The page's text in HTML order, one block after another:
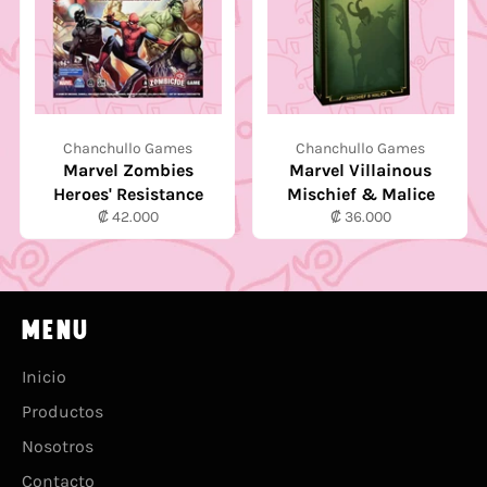
Chanchullo Games
Marvel Zombies
Heroes' Resistance
Precio
habitual
₡ 42.000
Chanchullo Games
Marvel Villainous
Mischief & Malice
Precio
habitual
₡ 36.000
MENU
Inicio
Productos
Nosotros
Contacto